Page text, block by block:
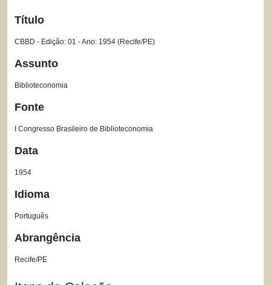
Título
CBBD - Edição: 01 - Ano: 1954 (Recife/PE)
Assunto
Biblioteconomia
Fonte
I Congresso Brasileiro de Biblioteconomia
Data
1954
Idioma
Português
Abrangência
Recife/PE